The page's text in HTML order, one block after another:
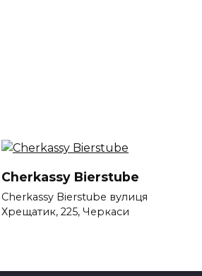
Cherkassy Bierstube
Cherkassy Bierstube вулиця
Хрещатик, 225, Черкаси